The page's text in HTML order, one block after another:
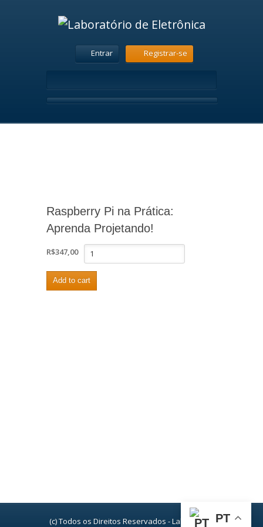
Entrar Registrar-se
Raspberry Pi na Prática:
Aprenda Projetando!
R$347,00 Raspberry
Pi
na
Prática:
Aprenda
Add to cart
(c) Todos os Direitos Reservados - Laboratório
PT